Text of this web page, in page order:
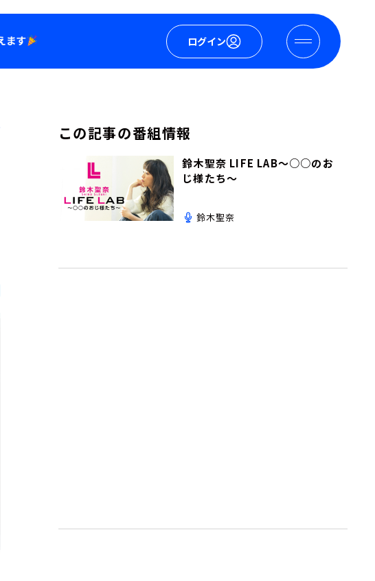
ログイン
この記事の番組情報
鈴木聖奈 LIFE LAB～○○のお
じ様たち～
鈴木聖奈